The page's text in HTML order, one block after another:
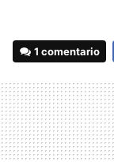
1 comentario